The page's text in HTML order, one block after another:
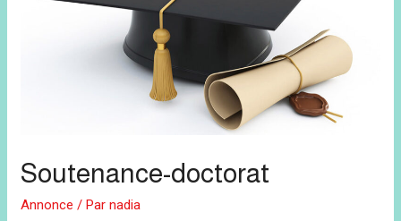
Soutenance-doctorat
Annonce / Parnadia